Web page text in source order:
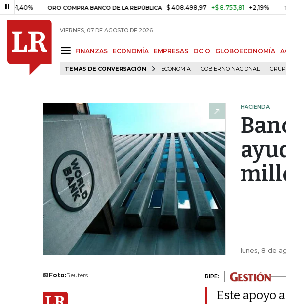
ORO COMPRA BANCO DE LA REPÚBLICA $ 408.498,97 +$ 8.753,81 +2,19% TASA DE
VIERNES, 07 DE AGOSTO DE 2026
FINANZAS ECONOMÍA EMPRESAS OCIO GLOBOECONOMÍA
TEMAS DE CONVERSACIÓN ECONOMÍA GOBIERNO NACIONAL
HACIENDA
lunes, 8 de
Foto:Reuters RIPE:
Este apoyo